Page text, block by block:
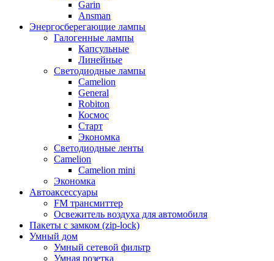
Garin
Ansman
Энергосберегающие лампы
Галогенные лампы
Капсульные
Линейные
Светодиодные лампы
Camelion
General
Robiton
Космос
Старт
Экономка
Светодиодные ленты
Camelion
Camelion mini
Экономка
Автоаксессуары
FM трансмиттер
Освежитель воздуха для автомобиля
Пакеты с замком (zip-lock)
Умный дом
Умный сетевой фильтр
Умная розетка